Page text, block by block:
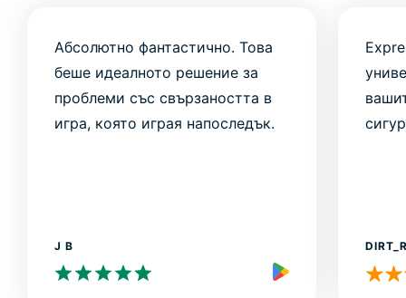
Абсолютно фантастично. Това
беше идеалното решение за
проблеми със свързаността в
игра, която играя напоследък.
J B